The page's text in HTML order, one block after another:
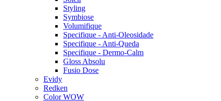
Styling
Symbiose
Volumifique
Specifique - Anti-Oleosidade
Specifique - Anti-Queda
Specifique - Dermo-Calm
Gloss Absolu
Fusio Dose
Evidy
Redken
Color WOW